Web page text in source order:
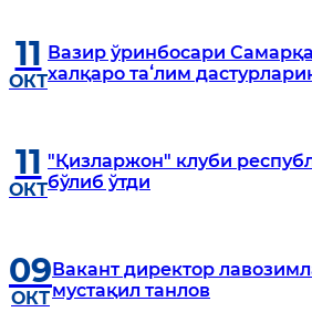
11
ОКТ
Вазир ўринбосари
халқаро таʻлим
11
ОКТ
"Қизларжон" клуби
бўлиб ўтди
09
ОКТ
Вакант директор
мустақил танлов